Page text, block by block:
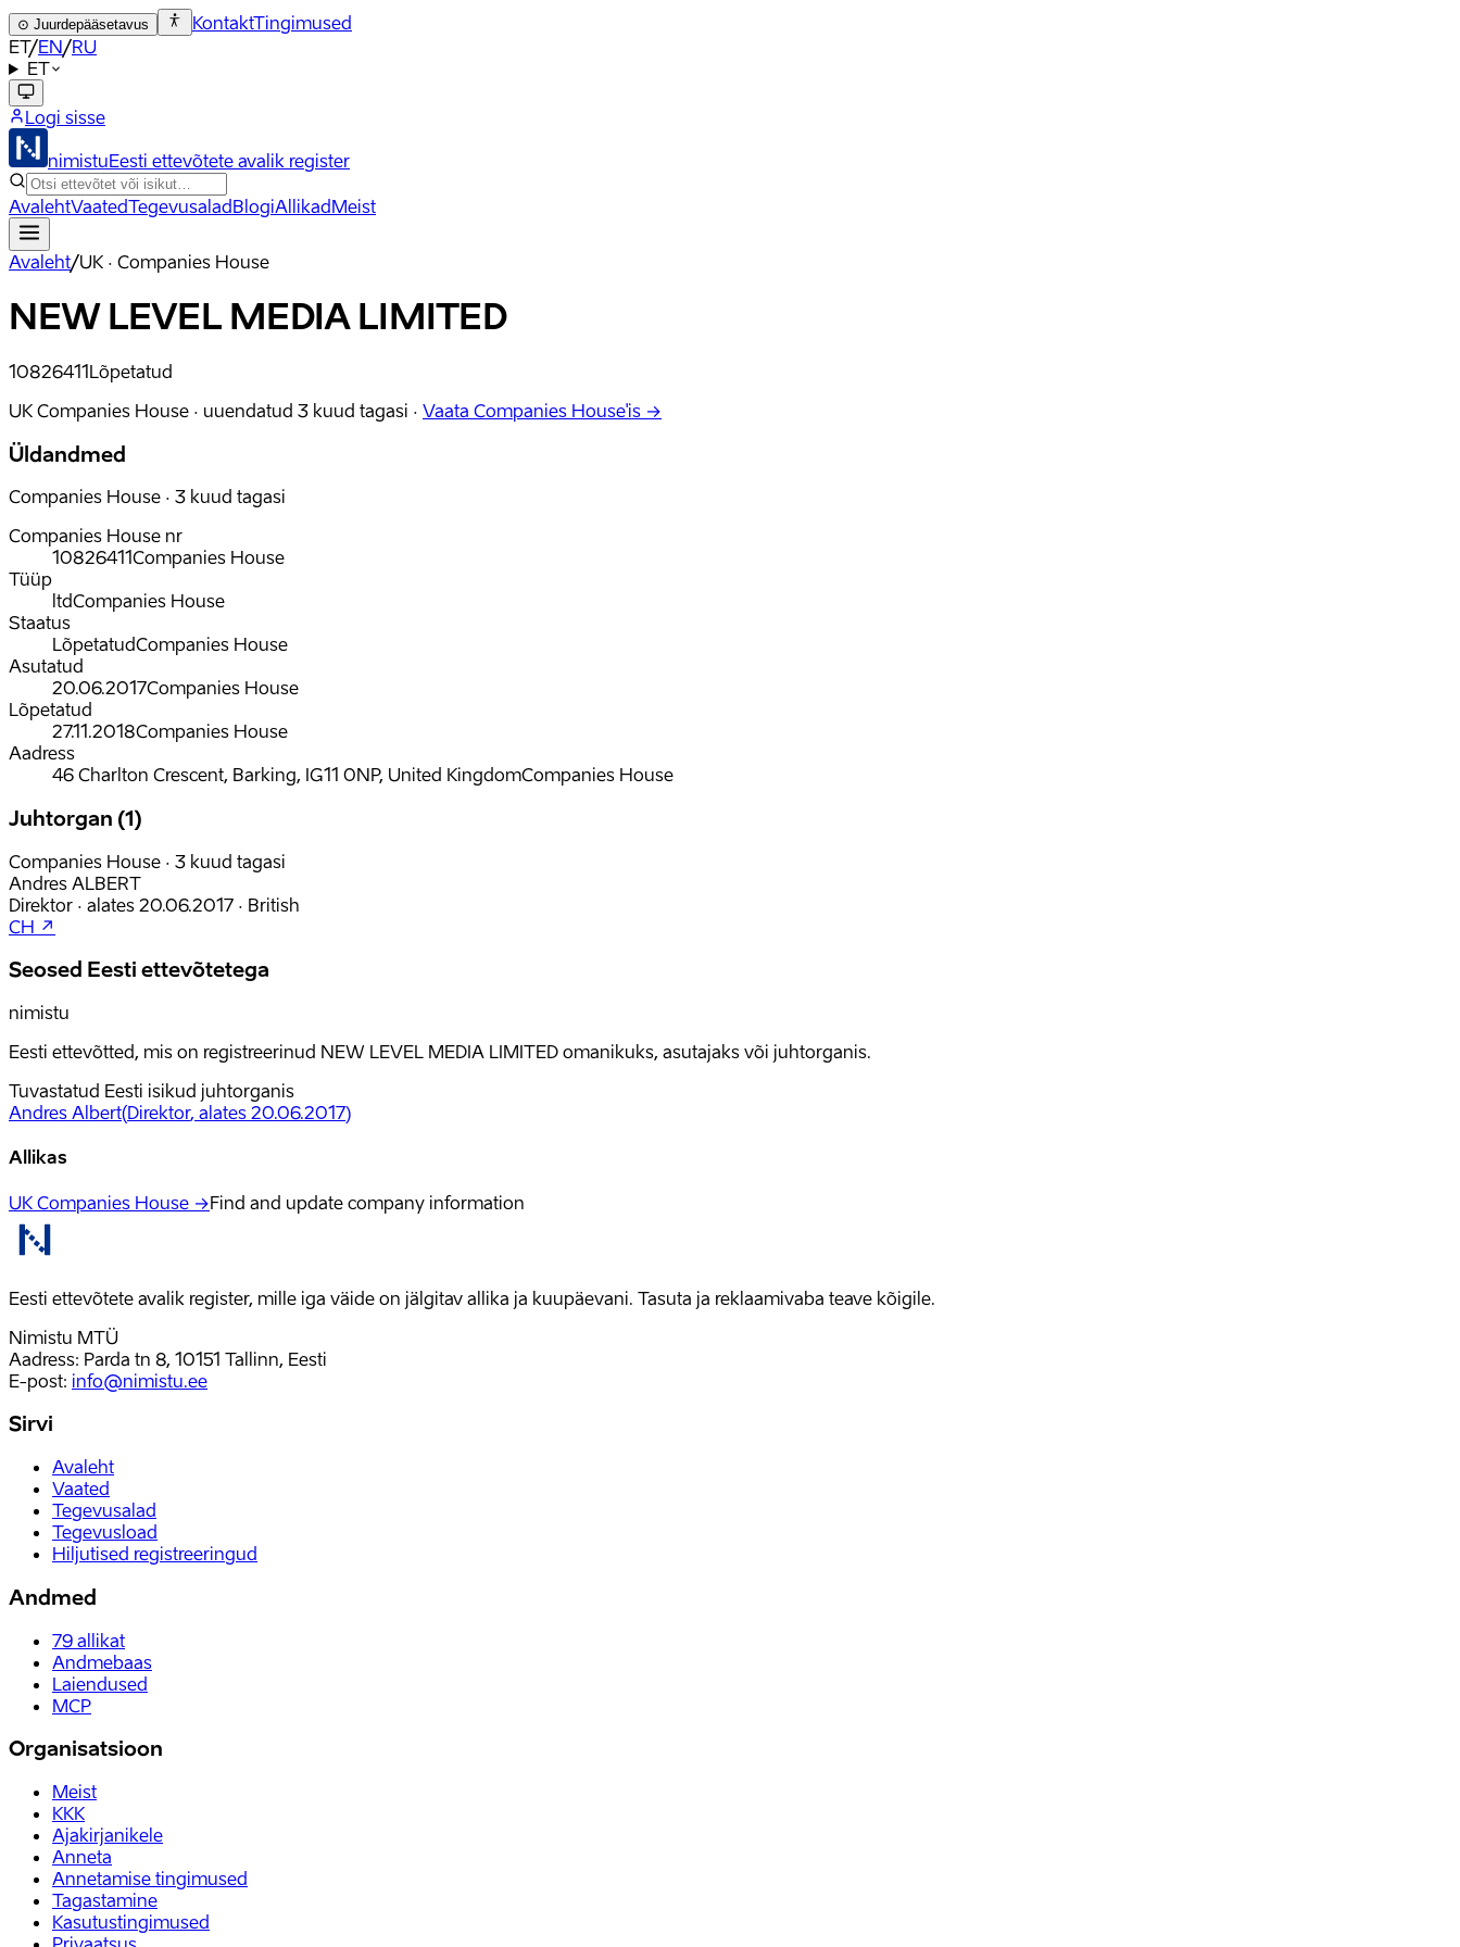
⊙ Juurdepääsetavus KontaktTingimused
ET/EN/RU
ET
Logi sisse
nimistuEesti ettevõtete avalik register
AvalehtVaatedTegevusaladBlogiAllikadMeist
Avaleht/UK · Companies House
NEW LEVEL MEDIA LIMITED
10826411Lõpetatud
UK Companies House · uuendatud 3 kuud tagasi · Vaata Companies House'is →
Üldandmed
Companies House · 3 kuud tagasi
Companies House nr
10826411Companies House
Tüüp
ltdCompanies House
Staatus
LõpetatudCompanies House
Asutatud
20.06.2017Companies House
Lõpetatud
27.11.2018Companies House
Aadress
46 Charlton Crescent, Barking, IG11 0NP, United KingdomCompanies House
Juhtorgan (1)
Companies House · 3 kuud tagasi
Andres ALBERT
Direktor · alates 20.06.2017 · British
CH ↗
Seosed Eesti ettevõtetega
nimistu
Eesti ettevõtted, mis on registreerinud NEW LEVEL MEDIA LIMITED omanikuks, asutajaks või juhtorganis.
Tuvastatud Eesti isikud juhtorganis
Andres Albert(Direktor, alates 20.06.2017)
Allikas
UK Companies House →Find and update company information
Eesti ettevõtete avalik register, mille iga väide on jälgitav allika ja kuupäevani. Tasuta ja reklaamivaba teave kõigile.
Nimistu MTÜ
Aadress: Parda tn 8, 10151 Tallinn, Eesti
E-post: info@nimistu.ee
Sirvi
Avaleht
Vaated
Tegevusalad
Tegevusload
Hiljutised registreeringud
Andmed
79 allikat
Andmebaas
Laiendused
MCP
Organisatsioon
Meist
KKK
Ajakirjanikele
Anneta
Annetamise tingimused
Tagastamine
Kasutustingimused